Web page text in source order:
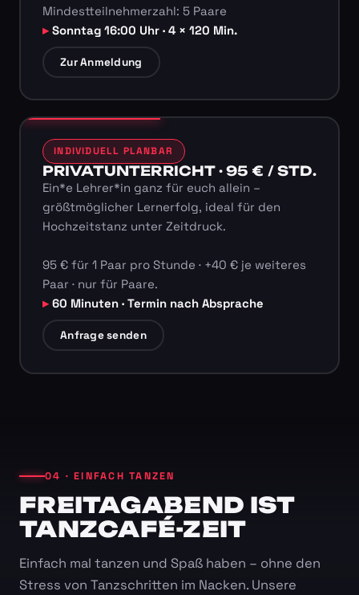
Mindestteilnehmerzahl: 5 Paare
Sonntag 16:00 Uhr · 4 × 120 Min.
Zur Anmeldung
INDIVIDUELL PLANBAR
PRIVATUNTERRICHT · 95 € / STD.
Ein*e Lehrer*in ganz für euch allein –
größtmöglicher Lernerfolg, ideal für den
Hochzeitstanz unter Zeitdruck.
95 € für 1 Paar pro Stunde · +40 € je weiteres
Paar · nur für Paare.
60 Minuten · Termin nach Absprache
Anfrage senden
04 · EINFACH TANZEN
FREITAGABEND IST
TANZCAFÉ-ZEIT
Einfach mal tanzen und Spaß haben – ohne den
Stress von Tanzschritten im Nacken. Unsere